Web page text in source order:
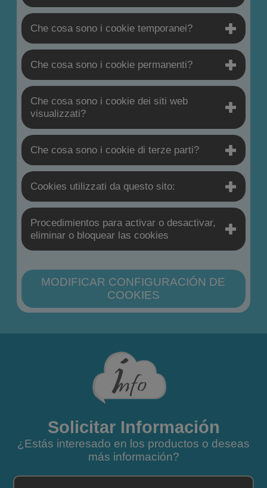
Che cosa sono i cookie temporanei?
Che cosa sono i cookie permanenti?
Che cosa sono i cookie dei siti web
visualizzati?
Che cosa sono i cookie di terze parti?
Cookies utilizzati da questo sito:
Procedimientos para activar o desactivar,
eliminar o bloquear las cookies
MODIFICAR CONFIGURACIÓN DE
COOKIES
Solicitar Información
¿Estás interesado en los productos o deseas
más información?